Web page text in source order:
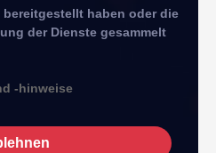
bereitgestellt haben oder die
der Dienste gesammelt
-hinweise